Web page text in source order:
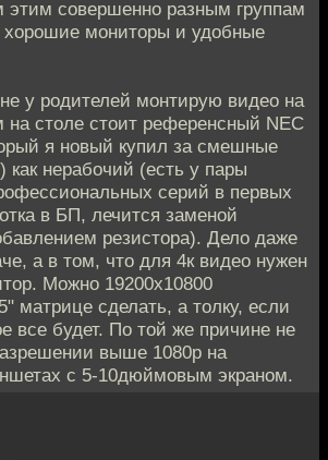
этим совершенно разным группам
хорошие мониторы и удобные
у родителей монтирую видео на
на столе стоит референсный NEC
я новый купил за смешные
как нерабочий (есть у пары
серий в первых
в БП, лечится заменой
резистора). Дело даже
а в том, что для 4к видео нужен
Можно 19200x10800
матрице сделать, а толку, если
все будет. По той же причине не
выше 1080p на
с 5-10дюймовым экраном.